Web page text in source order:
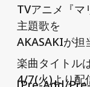
TVアニメ『マ
主題歌を
AKASAKIが担
楽曲タイトル
4/7(火)より配